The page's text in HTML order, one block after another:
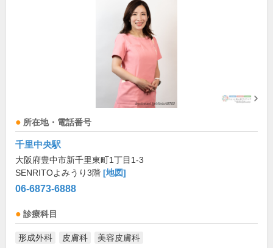
所在地・電話番号
千里中央駅
大阪府豊中市新千里東町1丁目1-3
SENRITOよみうり3階 [地図]
06-6873-6888
診療科目
形成外科 皮膚科 美容皮膚科